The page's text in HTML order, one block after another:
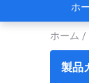
ホ
ホーム /
製品